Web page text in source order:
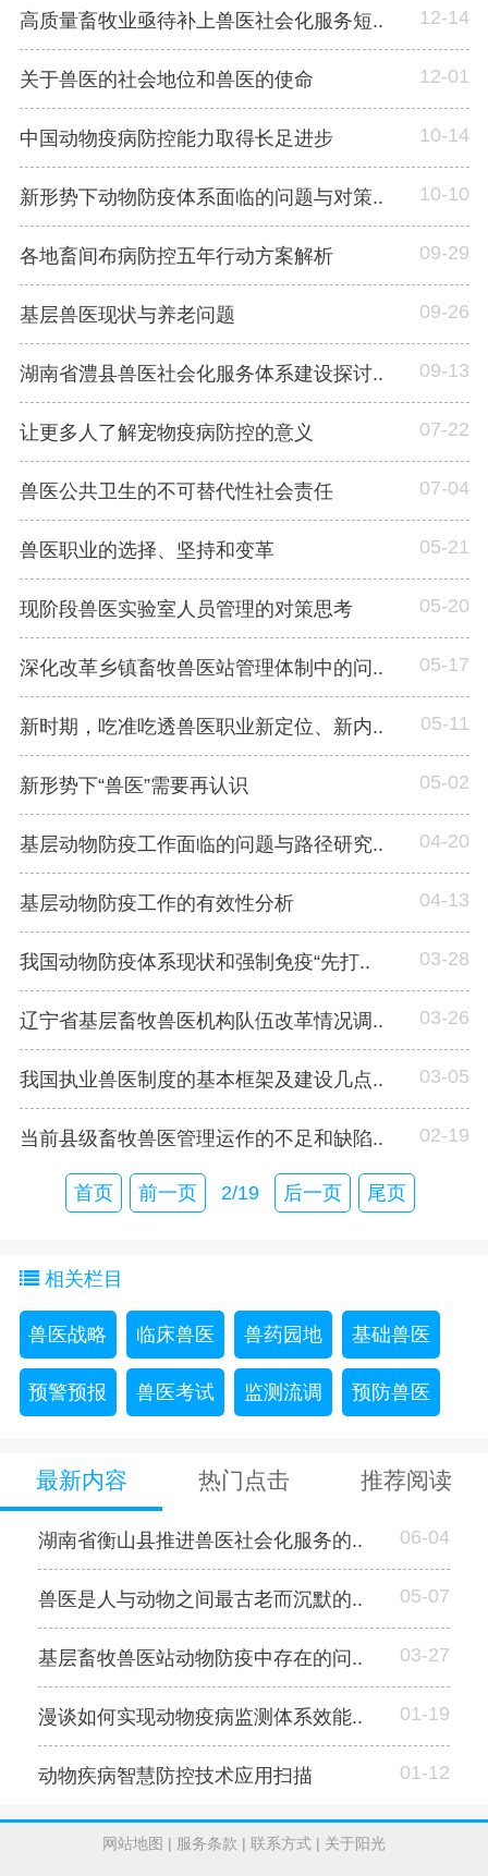
高质量畜牧业亟待补上兽医社会化服务短.. 12-14
关于兽医的社会地位和兽医的使命 12-01
中国动物疫病防控能力取得长足进步 10-14
新形势下动物防疫体系面临的问题与对策.. 10-10
各地畜间布病防控五年行动方案解析 09-29
基层兽医现状与养老问题 09-26
湖南省澧县兽医社会化服务体系建设探讨.. 09-13
让更多人了解宠物疫病防控的意义 07-22
兽医公共卫生的不可替代性社会责任 07-04
兽医职业的选择、坚持和变革 05-21
现阶段兽医实验室人员管理的对策思考 05-20
深化改革乡镇畜牧兽医站管理体制中的问.. 05-17
新时期，吃准吃透兽医职业新定位、新内.. 05-11
新形势下“兽医”需要再认识 05-02
基层动物防疫工作面临的问题与路径研究.. 04-20
基层动物防疫工作的有效性分析 04-13
我国动物防疫体系现状和强制免疫“先打.. 03-28
辽宁省基层畜牧兽医机构队伍改革情况调.. 03-26
我国执业兽医制度的基本框架及建设几点.. 03-05
当前县级畜牧兽医管理运作的不足和缺陷.. 02-19
首页 前一页 2/19 后一页 尾页
相关栏目
兽医战略 临床兽医 兽药园地 基础兽医
预警预报 兽医考试 监测流调 预防兽医
最新内容 热门点击 推荐阅读
湖南省衡山县推进兽医社会化服务的.. 06-04
兽医是人与动物之间最古老而沉默的.. 05-07
基层畜牧兽医站动物防疫中存在的问.. 03-27
漫谈如何实现动物疫病监测体系效能.. 01-19
动物疾病智慧防控技术应用扫描 01-12
网站地图 | 服务条款 | 联系方式 | 关于阳光